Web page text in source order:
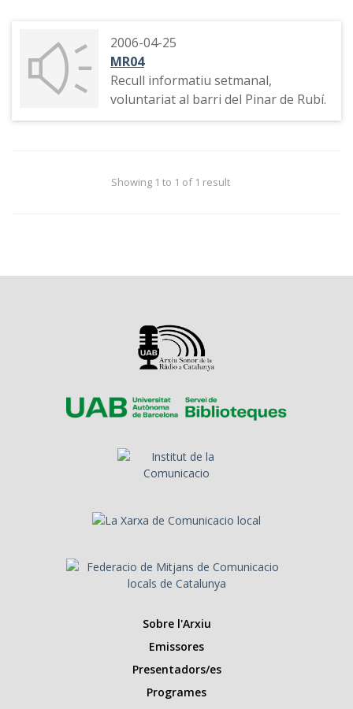
2006-04-25
MR04
Recull informatiu setmanal,
voluntariat al barri del Pinar de Rubí.
Showing 1 to 1 of 1 result
Sobre l'Arxiu
Emissores
Presentadors/es
Programes